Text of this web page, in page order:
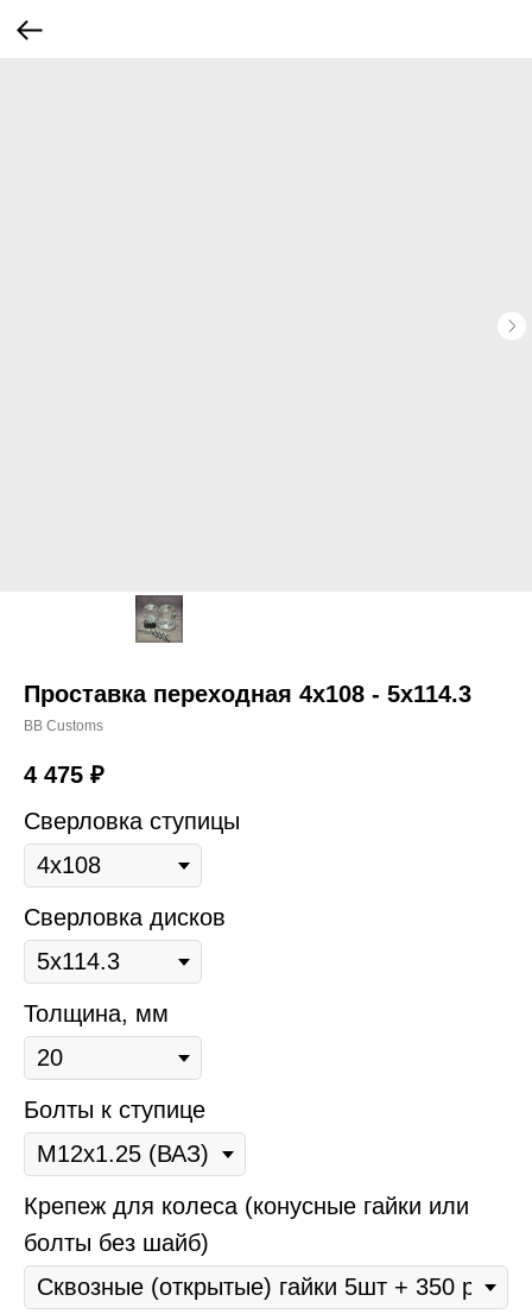
Проставка переходная 4х108 - 5х114.3
BB Customs
4 475 ₽
Сверловка ступицы
Сверловка дисков
Толщина, мм
Болты к ступице
Крепеж для колеса (конусные гайки или
болты без шайб)